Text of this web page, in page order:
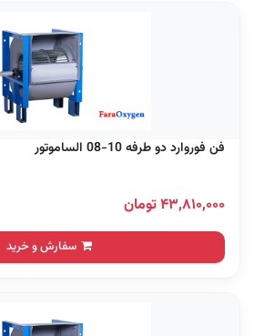
فن فوروارد دو طرفه 10-08 الساموتور
۴۳,۸۱۰,۰۰۰ تومان
سفارش و خرید